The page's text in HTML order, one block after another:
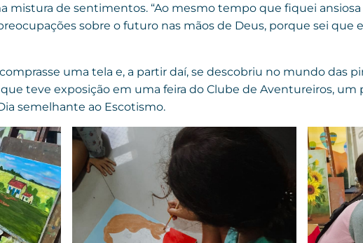
mistura de sentimentos. “Ao mesmo tempo que fiquei
sobre o futuro nas mãos de Deus, porque sei que
uma tela e, a partir daí, se descobriu no mundo das
teve exposição em uma feira do Clube de Aventureiros, um
semelhante ao Escotismo.